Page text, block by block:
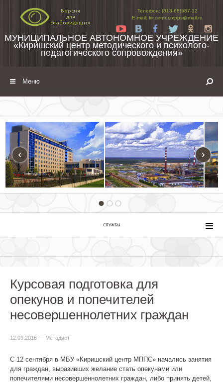
Телефон: (813-68)587-12
E-mail: kir.center.mpps@mail.ru
Yt
Tw
МУНИЦИПАЛЬНОЕ АВТОНОМНОЕ УЧРЕЖДЕНИЕ
«Киришский центр методического и психолого-
педагогического сопровождения»
Меню
‹ ›
СЛУЖБЫ
Курсовая подготовка для
опекунов и попечителей
несовершеннолетних граждан
12.09.2016 — Методист
С 12 сентября в МБУ «Киришский центр МППС» начались занятия
для граждан, выразивших желание стать опекунами или
попечителями несовершеннолетних граждан, либо принять детей,